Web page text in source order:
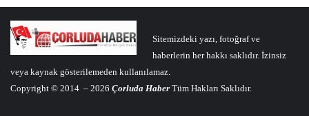
Sitemizdeki yazı, fotoğraf ve
haberlerin her hakkı saklıdır. İzinsiz
veya kaynak gösterilemeden kullanılamaz.
Copyright © 2014 – 2026 Çorluda Haber Tüm Hakları Saklıdır.